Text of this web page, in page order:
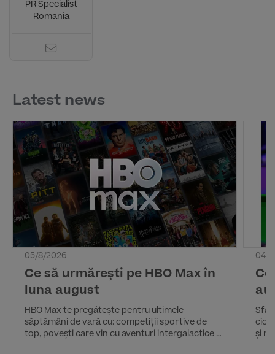
PR Specialist
Romania
Latest news
05/8/2026
Ce să urmărești pe HBO Max în
luna august
HBO Max te pregătește pentru ultimele
săptămâni de vară cu: competiții sportive de
top, povești care vin cu aventuri intergalactice și
04/
și